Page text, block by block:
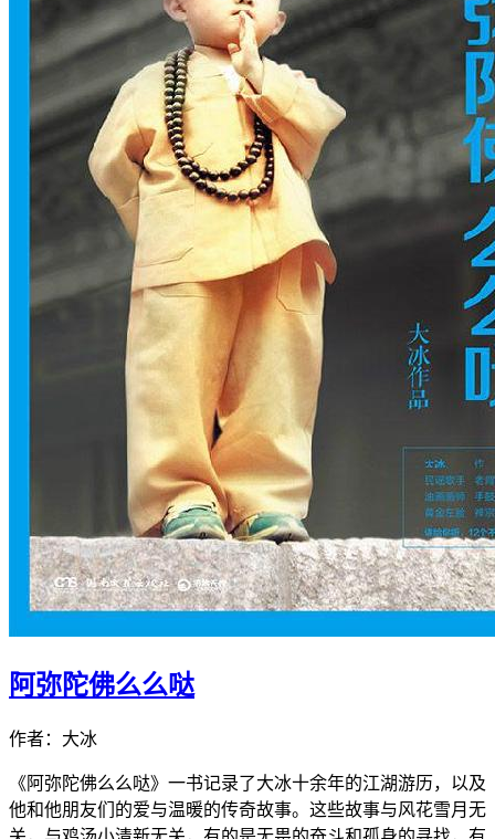
阿弥陀佛么么哒
作者：大冰
《阿弥陀佛么么哒》一书记录了大冰十余年的江湖游历，以及
他和他朋友们的爱与温暖的传奇故事。这些故事与风花雪月无